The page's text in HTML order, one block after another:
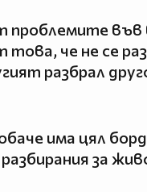
проблемите
това, че не се
разбрал
има цял
за